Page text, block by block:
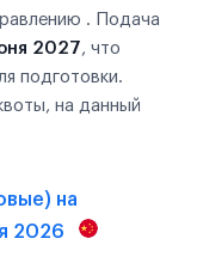
. Подача
2027, что
подготовки.
на данный
на
2026